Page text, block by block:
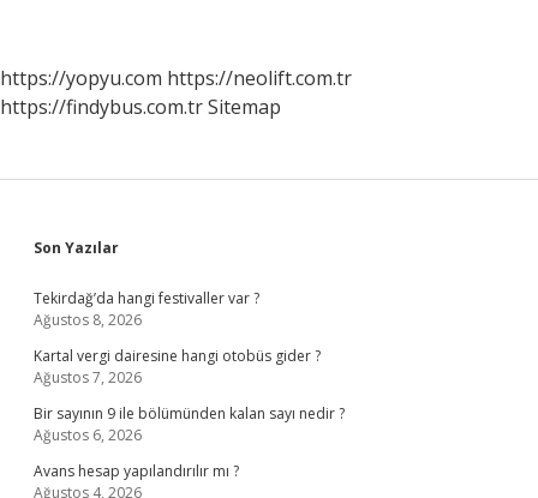
https://yopyu.com https://neolift.com.tr
https://findybus.com.trSitemap
Sidebar
Son Yazılar
Tekirdağ’da hangi festivaller var ?
Ağustos 8, 2026
Kartal vergi dairesine hangi otobüs gider ?
Ağustos 7, 2026
Bir sayının 9 ile bölümünden kalan sayı nedir ?
Ağustos 6, 2026
Avans hesap yapılandırılır mı ?
Ağustos 4, 2026